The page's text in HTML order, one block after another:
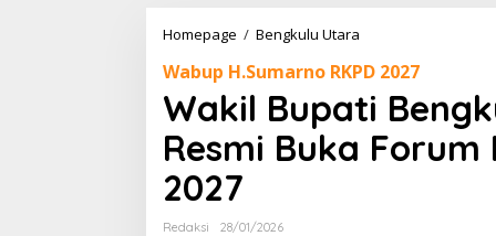
Homepage / Bengkulu Utara
k
i
l
Wabup H.Sumarno RKPD 2027
Wakil Bupati
Resmi Buka Forum
2027
Redaksi
28/01/2026